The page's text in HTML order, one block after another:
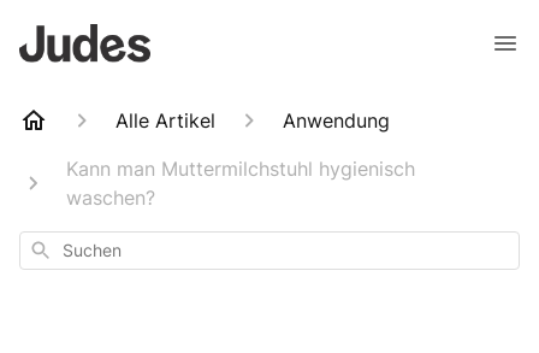
Alle Artikel
Anwendung
Kann man Muttermilchstuhl hygienisch
waschen?
Suchen